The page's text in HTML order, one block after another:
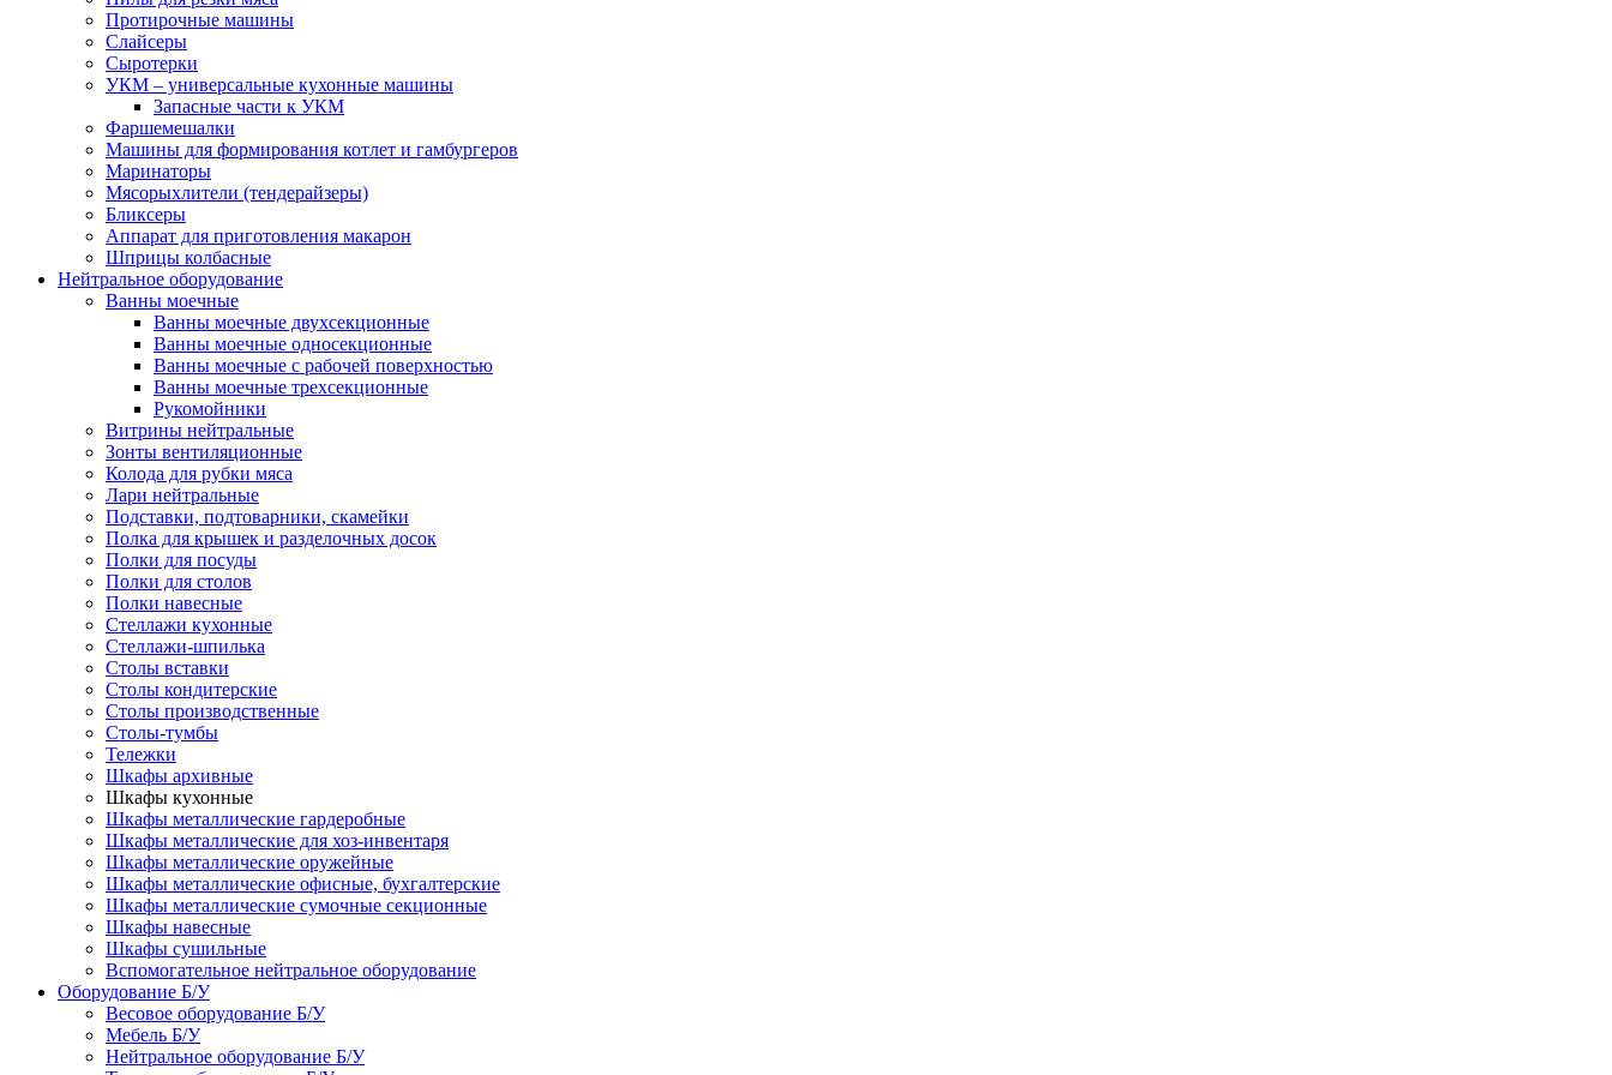
Протирочные машины
Слайсеры
Сыротерки
УКМ – универсальные кухонные машины
Запасные части к УКМ
Фаршемешалки
Машины для формирования котлет и гамбургеров
Маринаторы
Мясорыхлители (тендерайзеры)
Бликсеры
Аппарат для приготовления макарон
Шприцы колбасные
Нейтральное оборудование
Ванны моечные
Ванны моечные двухсекционные
Ванны моечные односекционные
Ванны моечные с рабочей поверхностью
Ванны моечные трехсекционные
Рукомойники
Витрины нейтральные
Зонты вентиляционные
Колода для рубки мяса
Лари нейтральные
Подставки, подтоварники, скамейки
Полка для крышек и разделочных досок
Полки для посуды
Полки для столов
Полки навесные
Стеллажи кухонные
Стеллажи-шпилька
Столы вставки
Столы кондитерские
Столы производственные
Столы-тумбы
Тележки
Шкафы архивные
Шкафы кухонные
Шкафы металлические гардеробные
Шкафы металлические для хоз-инвентаря
Шкафы металлические оружейные
Шкафы металлические офисные, бухгалтерские
Шкафы металлические сумочные секционные
Шкафы навесные
Шкафы сушильные
Вспомогательное нейтральное оборудование
Оборудование Б/У
Весовое оборудование Б/У
Мебель Б/У
Нейтральное оборудование Б/У